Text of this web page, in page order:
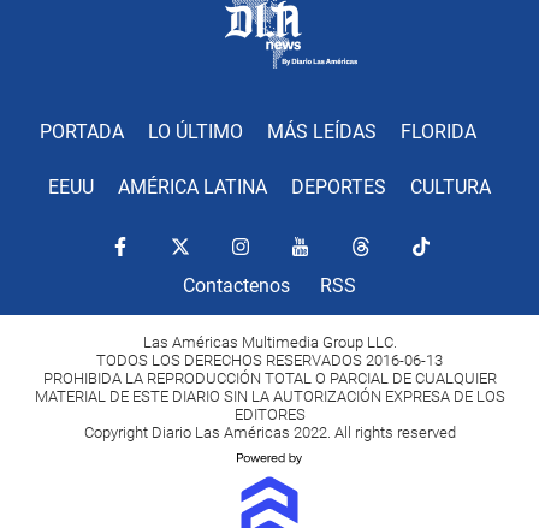
PORTADA LO ÚLTIMO MÁS LEÍDAS FLORIDA
EEUU AMÉRICA LATINA DEPORTES CULTURA
Contactenos RSS
Las Américas Multimedia Group LLC.
TODOS LOS DERECHOS RESERVADOS 2016-06-13
PROHIBIDA LA REPRODUCCIÓN TOTAL O PARCIAL DE CUALQUIER
MATERIAL DE ESTE DIARIO SIN LA AUTORIZACIÓN EXPRESA DE LOS
EDITORES
Copyright Diario Las Américas 2022. All rights reserved